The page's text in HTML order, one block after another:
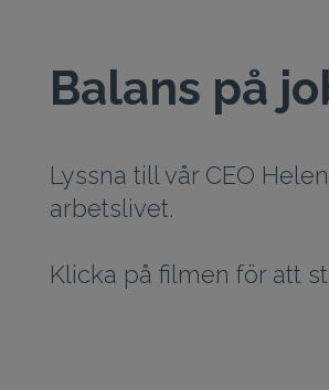
Balans på
Lyssna till vår CEO
arbetslivet.
Klicka på filmen för att